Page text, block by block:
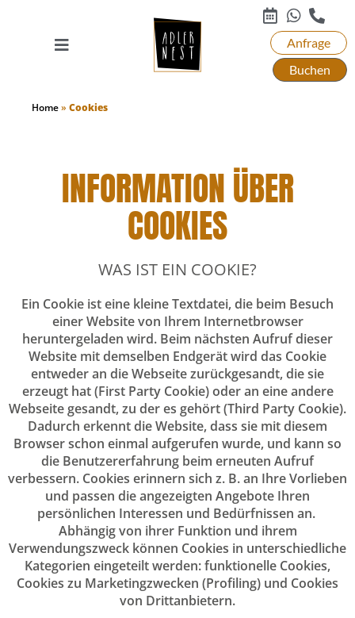
Anfrage
Buchen
Home» Cookies
INFORMATION ÜBER
COOKIES
WAS IST EIN COOKIE?
Ein Cookie ist eine kleine Textdatei, die beim Besuch
einer Website von Ihrem Internetbrowser
heruntergeladen wird. Beim nächsten Aufruf dieser
Website mit demselben Endgerät wird das Cookie
entweder an die Webseite zurückgesandt, die sie
erzeugt hat (First Party Cookie) oder an eine andere
Webseite gesandt, zu der es gehört (Third Party Cookie).
Dadurch erkennt die Website, dass sie mit diesem
Browser schon einmal aufgerufen wurde, und kann so
die Benutzererfahrung beim erneuten Aufruf
verbessern. Cookies erinnern sich z. B. an Ihre Vorlieben
und passen die angezeigten Angebote Ihren
persönlichen Interessen und Bedürfnissen an.
Abhängig von ihrer Funktion und ihrem
Verwendungszweck können Cookies in unterschiedliche
Kategorien eingeteilt werden: funktionelle Cookies,
Cookies zu Marketingzwecken (Profiling) und Cookies
von Drittanbietern.